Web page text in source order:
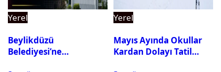
Yerel
Beylikdüzü
Belediyesi’ne
Yerel
Mayıs Ayında Okullar
Kardan Dolayı Tatil